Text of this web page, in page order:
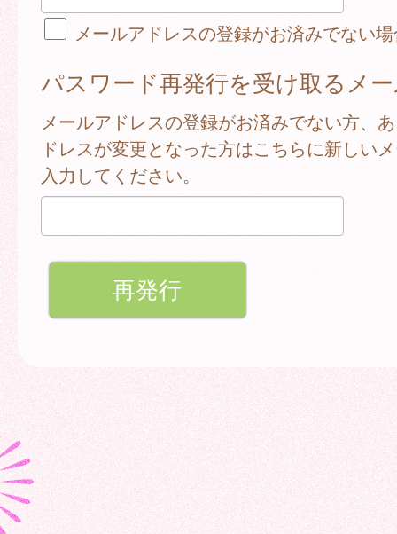
メールアドレスの登録がお済みでない
パスワード再発行を受け取るメ
メールアドレスの登録がお済みでない方、
ドレスが変更となった方はこちらに新しい
入力してください。